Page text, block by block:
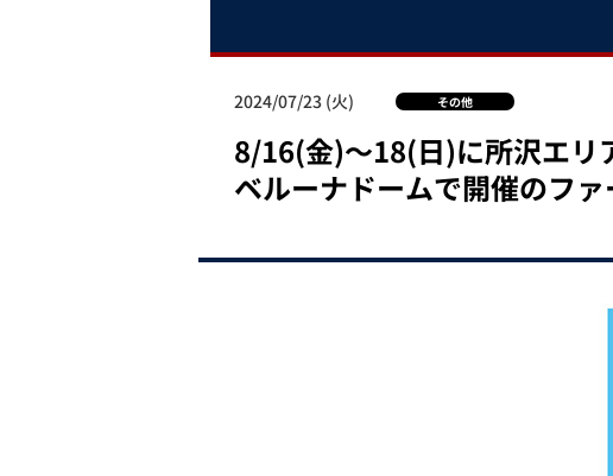
2024/07/23 (火) その他
8/16(金)～18(日)に所沢エリ
ベルーナドームで開催のフ